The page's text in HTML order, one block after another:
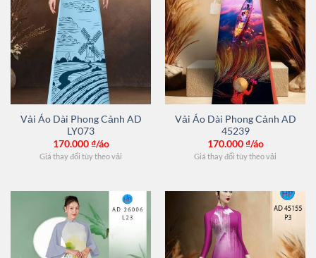
Vải Áo Dài Phong Cảnh AD
LY073
170.000₫/áo
Giá thay đổi tùy theo vải
Vải Áo Dài Phong Cảnh AD
45239
170.000₫/áo
Giá thay đổi tùy theo vải